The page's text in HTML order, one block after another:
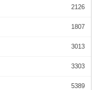
2126
1807
3013
3303
5389